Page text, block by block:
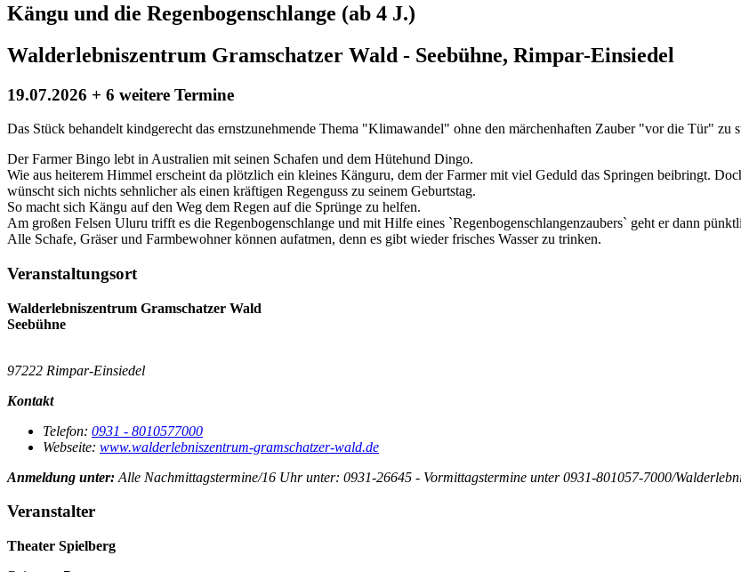
Kängu und die Regenbogenschlange (ab 4 J.)
Walderlebniszentrum Gramschatzer Wald - Seebühne, Rimpar-Einsiedel
19.07.2026 + 6 weitere Termine
Das Stück behandelt kindgerecht das ernstzunehmende Thema "Klimawandel" ohne den märchenhaften Zauber "vor die Tür" zu
Der Farmer Bingo lebt in Australien mit seinen Schafen und dem Hütehund Dingo.
Wie aus heiterem Himmel erscheint da plötzlich ein kleines Känguru, dem der Farmer mit viel Geduld das Springen beibringt.
wünscht sich nichts sehnlicher als einen kräftigen Regenguss zu seinem Geburtstag.
So macht sich Kängu auf den Weg dem Regen auf die Sprünge zu helfen.
Am großen Felsen Uluru trifft es die Regenbogenschlange und mit Hilfe eines `Regenbogenschlangenzaubers` geht er dann
Alle Schafe, Gräser und Farmbewohner können aufatmen, denn es gibt wieder frisches Wasser zu trinken.
Veranstaltungsort
Walderlebniszentrum Gramschatzer Wald
Seebühne
97222 Rimpar-Einsiedel
Kontakt
Telefon: 0931 - 8010577000
Webseite: www.walderlebniszentrum-gramschatzer-wald.de
Anmeldung unter: Alle Nachmittagstermine/16 Uhr unter: 0931-26645 - Vormittagstermine unter 0931-801057-7000/
Veranstalter
Theater Spielberg